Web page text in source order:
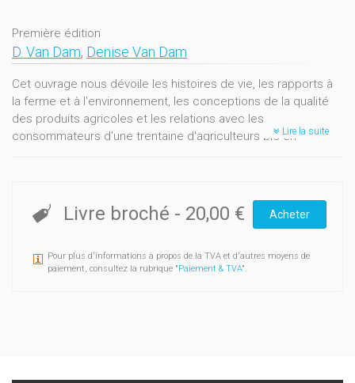
Première édition
D. Van Dam, Denise Van Dam
Cet ouvrage nous dévoile les histoires de vie, les rapports à
la ferme et à l'environnement, les conceptions de la qualité
des produits agricoles et les relations avec les
consommateurs d'une trentaine d'agriculteurs bio en
Les agriculteurs bio sont-ils mûs avant tout par vocation ou
différentes motivations, pratiques et représentations ?
Qu'est-ce qui fait qu'à un moment de leur vie, ils décident de
Denise Van Dam, licenciée en psychologie et docteur en
Lire la suite
Livre broché - 20,00 € Acheter
Pour plus d'informations à propos de la TVA et d'autres moyens de
paiement, consultez la rubrique "Paiement & TVA".